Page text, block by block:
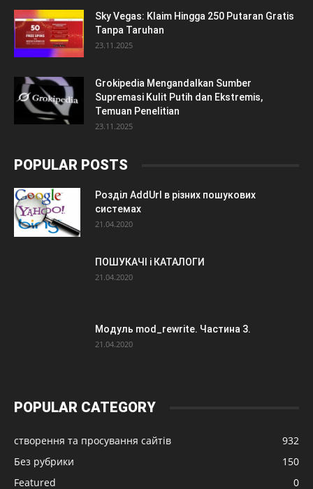
Sky Vegas: Klaim Hingga 250 Putaran Gratis
Tanpa Taruhan
23.11.2025
Grokipedia Mengandalkan Sumber
Supremasi Kulit Putih dan Ekstremis,
Temuan Penelitian
23.11.2025
POPULAR POSTS
Розділ AddUrl в різних пошукових
системах
21.04.2020
ПОШУКАЧІ і КАТАЛОГИ
21.04.2020
Модуль mod_rewrite. Частина 3.
21.04.2020
POPULAR CATEGORY
створення та просування сайтів
932
Без рубрики
150
Featured
0